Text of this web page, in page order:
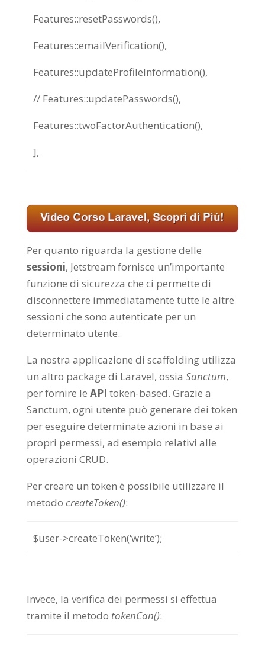
Features::resetPasswords(),
Features::emailVerification(),
Features::updateProfileInformation(),
// Features::updatePasswords(),
Features::twoFactorAuthentication(),
],
Per quanto riguarda la gestione delle
sessioni, Jetstream fornisce un’importante
funzione di sicurezza che ci permette di
disconnettere immediatamente tutte le altre
sessioni che sono autenticate per un
determinato utente.
La nostra applicazione di scaffolding utilizza
un altro package di Laravel, ossia Sanctum,
per fornire le API token-based. Grazie a
Sanctum, ogni utente può generare dei token
per eseguire determinate azioni in base ai
propri permessi, ad esempio relativi alle
operazioni CRUD.
Per creare un token è possibile utilizzare il
metodo createToken():
$user->createToken(‘write’);
Invece, la verifica dei permessi si effettua
tramite il metodo tokenCan():